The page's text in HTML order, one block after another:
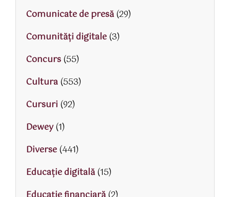
Comunicate de presă(29)
Comunități digitale(3)
Concurs(55)
Cultura(553)
Cursuri (92)
Dewey(1)
Diverse(441)
Educaţie digitală(15)